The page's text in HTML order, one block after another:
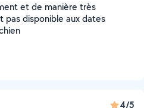
et de manière très
pas disponible aux dates
4/5